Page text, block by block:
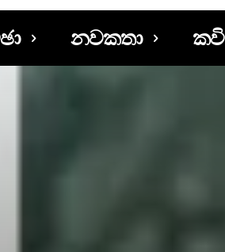
නවකතා කවි